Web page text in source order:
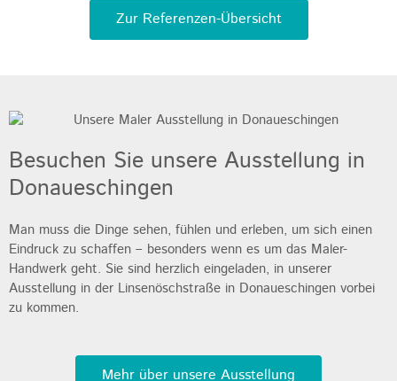
Zur Referenzen-Übersicht
Besuchen Sie unsere Ausstellung in
Donaueschingen
Man muss die Dinge sehen, fühlen und erleben, um sich einen
Eindruck zu schaffen – besonders wenn es um das Maler-
Handwerk geht. Sie sind herzlich eingeladen, in unserer
Ausstellung in der Linsenöschstraße in Donaueschingen vorbei
zu kommen.
Mehr über unsere Ausstellung